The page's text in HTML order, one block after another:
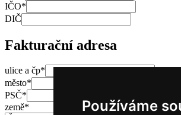
Používáme
IČO*
DIČ
Fakturační adresa
ulice a čp*
město*
PSČ*
země*